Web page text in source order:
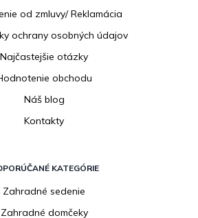
od zmluvy/ Reklamácia
ochrany osobných údajov
Najčastejšie otázky
obchodu
Náš blog
Kontakty
KATEGÓRIE
Zahradné sedenie
Zahradné domčeky